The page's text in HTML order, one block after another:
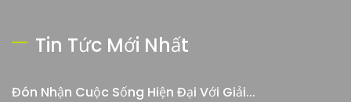
Tin Tức Mới Nhất
Đón Nhận Cuộc Sống Hiện Đại Với Giải...